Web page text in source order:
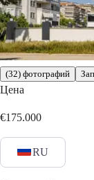
(32) фотографий
Цена
€175.000
RU